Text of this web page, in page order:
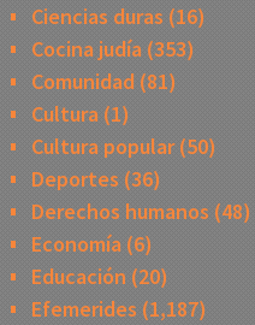
Ciencias duras (16)
Cocina judía(353)
Comunidad(81)
Cultura(1)
Cultura popular(50)
Deportes (36)
Derechos humanos (48)
Economía(6)
Educación (20)
Efemerides (1,187)